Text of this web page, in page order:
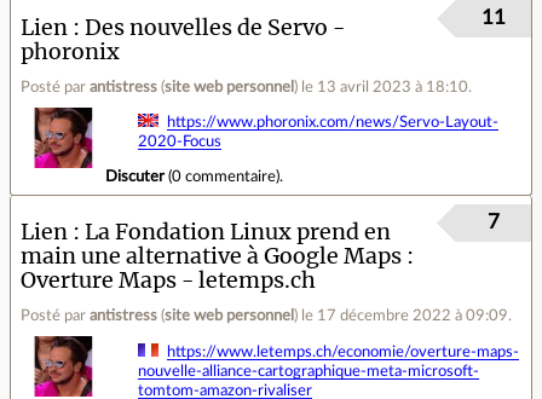
Lien
Des nouvelles de Servo -
phoronix
Posté par antistress (site web personnel ) le 13 avril 2023 à 18:10.
11
https://www.phoronix.com/news/Servo-Layout-
2020-Focus
Discuter(0 commentaire).
Lien
La Fondation Linux prend en
main une alternative à Google Maps :
Overture Maps - letemps.ch
Posté par antistress (site web personnel ) le 17 décembre 2022 à 09:09.
7
https://www.letemps.ch/economie/overture-maps-
nouvelle-alliance-cartographique-meta-microsoft-
tomtom-amazon-rivaliser